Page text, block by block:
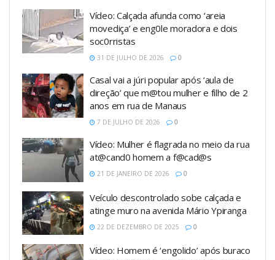
Vídeo: Calçada afunda como ‘areia
movediça’ e eng0le moradora e dois
soc0rristas
31 DE JULHO DE 2026 0
Casal vai a júri popular após ‘aula de
direção’ que m@tou mulher e filho de 2
anos em rua de Manaus
7 DE JULHO DE 2026 0
Vídeo: Mulher é flagrada no meio da rua
at@cand0 homem a f@cad@s
21 DE JANEIRO DE 2026 0
Veículo descontrolado sobe calçada e
atinge muro na avenida Mário Ypiranga
22 DE DEZEMBRO DE 2025 0
Vídeo: Homem é ‘engolido’ após buraco